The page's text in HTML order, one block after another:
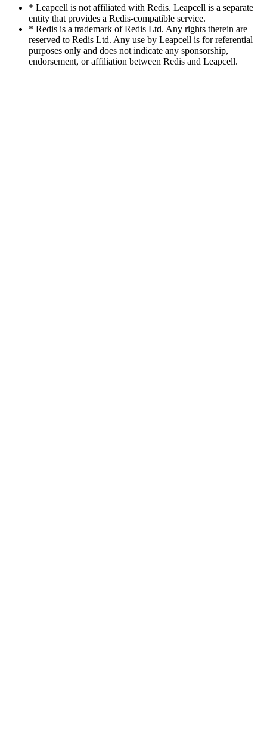
* Leapcell is not affiliated with Redis. Leapcell is a separate
entity that provides a Redis-compatible service.
* Redis is a trademark of Redis Ltd. Any rights therein are
reserved to Redis Ltd. Any use by Leapcell is for referential
purposes only and does not indicate any sponsorship,
endorsement, or affiliation between Redis and Leapcell.